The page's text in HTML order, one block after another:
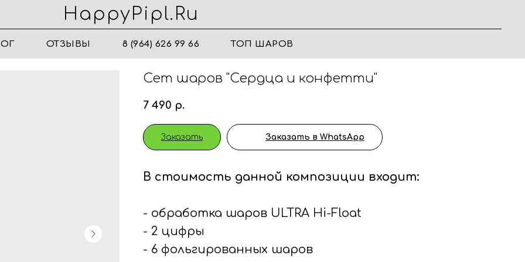
HappyPipl.ru
ОТЗЫВЫ 8 (964) 626 99 66 ТОП ШАРОВ
Сет шаров "Сердца и конфетти"
7 490 р.
Заказать Заказать в WhatsApp
В стоимость данной композиции входит:
- обработка шаров ULTRA Hi-Float
- 2 цифры
- 6 фольгированных шаров